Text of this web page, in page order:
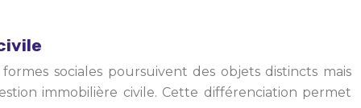
sociales poursuivent des objets distincts mais
immobilière civile. Cette différenciation permet